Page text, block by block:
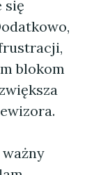
się
blokom